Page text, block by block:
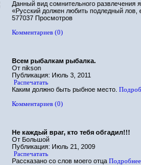
Данный вид сомнительного развлечения
«Русский должен любить подледный
577037 Просмотров
Комментариев (0)
Всем рыбалкам рыбалка.
От nikson
Публикация: Июль 3, 2011
Распечатать
Каким должно быть рыбное место.
Комментариев (0)
Не каждый враг, кто тебя обгадил!!!
От Большой
Публикация: Июль 21, 2009
Распечатать
Рассказано со слов моего отца